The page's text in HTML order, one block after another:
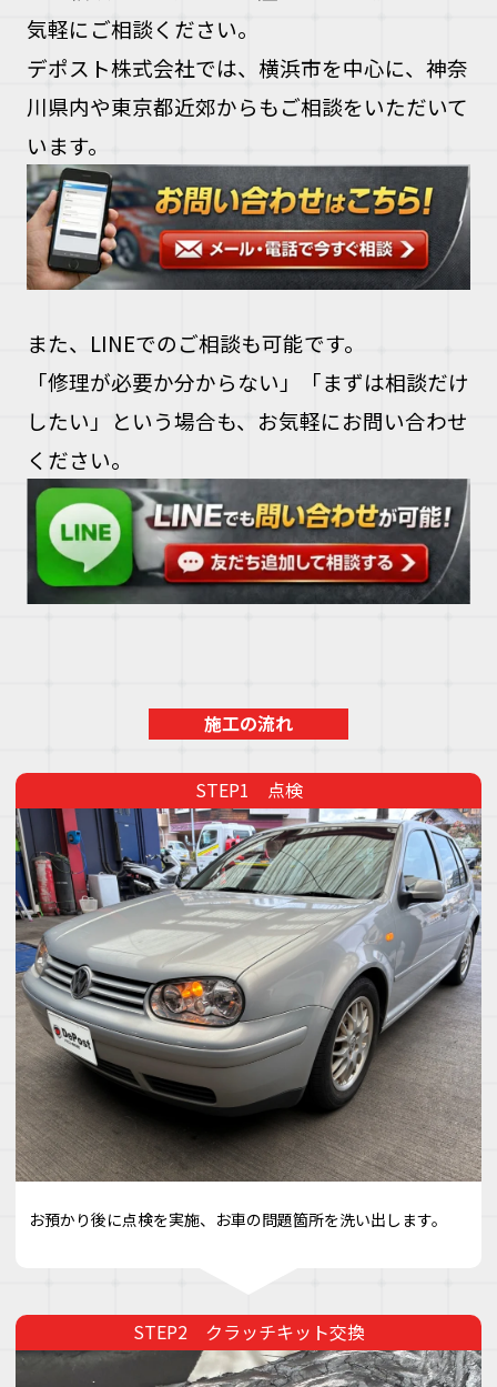
気軽にご相談ください。
デポスト株式会社では、横浜市を中心に、神奈
川県内や東京都近郊からもご相談をいただいて
います。
また、LINEでのご相談も可能です。
「修理が必要か分からない」「まずは相談だけ
したい」という場合も、お気軽にお問い合わせ
ください。
施工の流れ
点検
お預かり後に点検を実施、お車の問題箇所を洗い出します。
クラッチキット交換